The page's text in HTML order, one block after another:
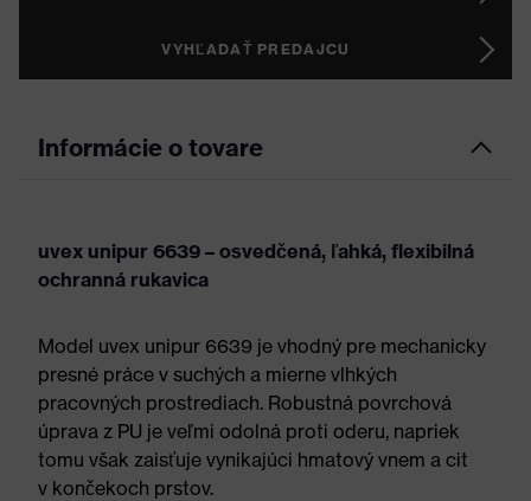
VYHĽADAŤ PREDAJCU
Informácie o tovare
uvex unipur 6639 – osvedčená, ľahká, flexibilná
ochranná rukavica
Model uvex unipur 6639 je vhodný pre mechanicky
presné práce v suchých a mierne vlhkých
pracovných prostrediach. Robustná povrchová
úprava z PU je veľmi odolná proti oderu, napriek
tomu však zaisťuje vynikajúci hmatový vnem a cit
v končekoch prstov.